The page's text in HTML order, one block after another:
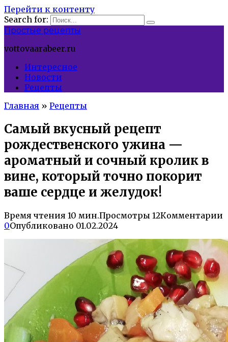
Перейти к контенту
Search for:
Простые рецепты
vottovaarabeer.ru
Интересное
Новости
Рецепты
Главная » Рецепты
Самый вкусный рецепт
рождественского ужина —
ароматный и сочный кролик в
вине, который точно покорит
ваше сердце и желудок!
Время чтения 10 мин.Просмотры 12Комментарии
0Опубликовано 01.02.2024